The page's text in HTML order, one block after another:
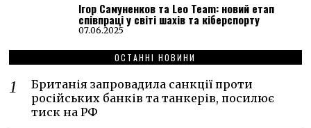
Ігор Самуненков та Leo Team: новий етап
співпраці у світі шахів та кіберспорту
07.06.2025
ОСТАННІ НОВИНИ
Британія запровадила санкції проти
російських банків та танкерів, посилює
тиск на РФ